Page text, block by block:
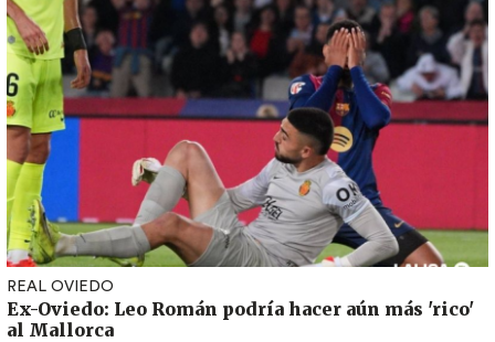
REAL OVIEDO
Ex-Oviedo: Leo Román podría hacer aún más 'rico'
al Mallorca